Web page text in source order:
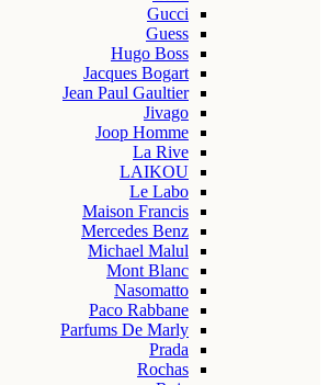
Gucci
Guess
Hugo Boss
Jacques Bogart
Jean Paul Gaultier
Jivago
Joop Homme
La Rive
LAIKOU
Le Labo
Maison Francis
Mercedes Benz
Michael Malul
Mont Blanc
Nasomatto
Paco Rabbane
Parfums De Marly
Prada
Rochas